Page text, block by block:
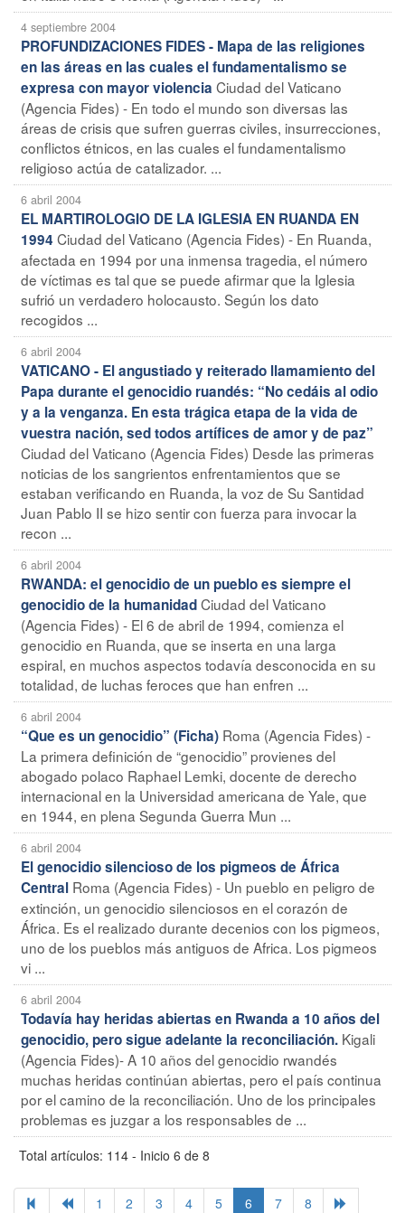
4 septiembre 2004
PROFUNDIZACIONES FIDES - Mapa de las religiones
en las áreas en las cuales el fundamentalismo se
expresa con mayor violencia Ciudad del Vaticano
(Agencia Fides) - En todo el mundo son diversas las
áreas de crisis que sufren guerras civiles, insurrecciones,
conflictos étnicos, en las cuales el fundamentalismo
religioso actúa de catalizador. ...
6 abril 2004
EL MARTIROLOGIO DE LA IGLESIA EN RUANDA EN
1994 Ciudad del Vaticano (Agencia Fides) - En Ruanda,
afectada en 1994 por una inmensa tragedia, el número
de víctimas es tal que se puede afirmar que la Iglesia
sufrió un verdadero holocausto. Según los dato
recogidos ...
6 abril 2004
VATICANO - El angustiado y reiterado llamamiento del
Papa durante el genocidio ruandés: “No cedáis al odio
y a la venganza. En esta trágica etapa de la vida de
vuestra nación, sed todos artífices de amor y de paz”
Ciudad del Vaticano (Agencia Fides) Desde las primeras
noticias de los sangrientos enfrentamientos que se
estaban verificando en Ruanda, la voz de Su Santidad
Juan Pablo II se hizo sentir con fuerza para invocar la
recon ...
6 abril 2004
RWANDA: el genocidio de un pueblo es siempre el
genocidio de la humanidadCiudad del Vaticano
(Agencia Fides) - El 6 de abril de 1994, comienza el
genocidio en Ruanda, que se inserta en una larga
espiral, en muchos aspectos todavía desconocida en su
totalidad, de luchas feroces que han enfren ...
6 abril 2004
“Que es un genocidio” (Ficha) Roma (Agencia Fides) -
La primera definición de “genocidio” provienes del
abogado polaco Raphael Lemki, docente de derecho
internacional en la Universidad americana de Yale, que
en 1944, en plena Segunda Guerra Mun ...
6 abril 2004
El genocidio silencioso de los pigmeos de África
Central Roma (Agencia Fides) - Un pueblo en peligro de
extinción, un genocidio silenciosos en el corazón de
África. Es el realizado durante decenios con los pigmeos,
uno de los pueblos más antiguos de Africa. Los pigmeos
vi ...
6 abril 2004
Todavía hay heridas abiertas en Rwanda a 10 años del
genocidio, pero sigue adelante la reconciliación. Kigali
(Agencia Fides)- A 10 años del genocidio rwandés
muchas heridas continúan abiertas, pero el país continua
por el camino de la reconciliación. Uno de los principales
problemas es juzgar a los responsables de ...
Total artículos: 114 - Inicio 6 de 8
1 2 3 4 5 6 7 8